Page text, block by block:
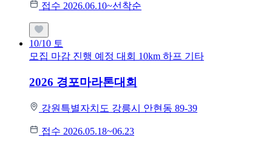
접수 2026.06.10~선착순
10/10 토
모집 마감 진행 예정 대회 10km 하프 기타
2026 경포마라톤대회
강원특별자치도 강릉시 안현동 89-39
접수 2026.05.18~06.23